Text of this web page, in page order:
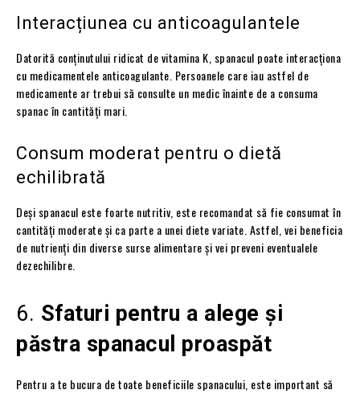
Interacțiunea cu anticoagulantele
Datorită conținutului ridicat de vitamina K, spanacul poate interacționa
cu medicamentele anticoagulante. Persoanele care iau astfel de
medicamente ar trebui să consulte un medic înainte de a consuma
spanac în cantități mari.
Consum moderat pentru o dietă
echilibrată
Deși spanacul este foarte nutritiv, este recomandat să fie consumat în
cantități moderate și ca parte a unei diete variate. Astfel, vei beneficia
de nutrienți din diverse surse alimentare și vei preveni eventualele
dezechilibre.
6. Sfaturi pentru a alege și
păstra spanacul proaspăt
Pentru a te bucura de toate beneficiile spanacului, este important să